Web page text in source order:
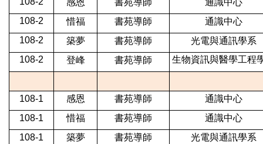
感恩 書苑導師
通識中心
108-2
惜福 書苑導師
通識中心
108-2
築夢 書苑導師
光電與通訊學系
108-2
登峰 書苑導師 生物資訊與醫學工程
108-1 感恩 書苑導師
通識中心
108-1
惜福 書苑導師
通識中心
108-1
築夢 書苑導師 光電與通訊學系